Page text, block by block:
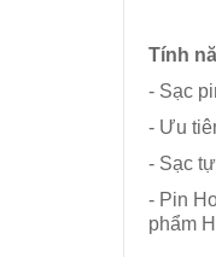
Tính
- Sạc
- Ưu
- Sạc
- Pin
phẩm